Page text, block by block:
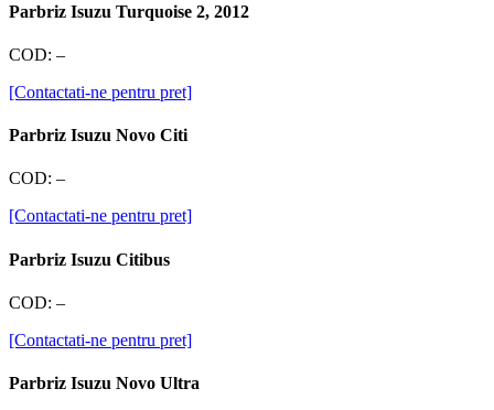
Parbriz Isuzu Turquoise 2, 2012
COD: –
[Contactati-ne pentru pret]
Parbriz Isuzu Novo Citi
COD: –
[Contactati-ne pentru pret]
Parbriz Isuzu Citibus
COD: –
[Contactati-ne pentru pret]
Parbriz Isuzu Novo Ultra